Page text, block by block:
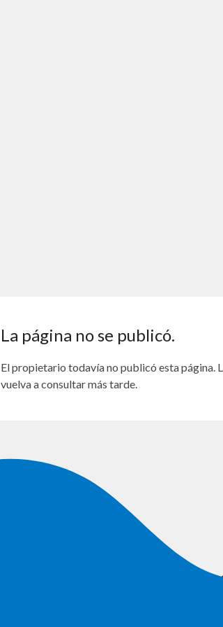
La página no se publicó.
El propietario todavía no publicó esta página.
vuelva a consultar más tarde.